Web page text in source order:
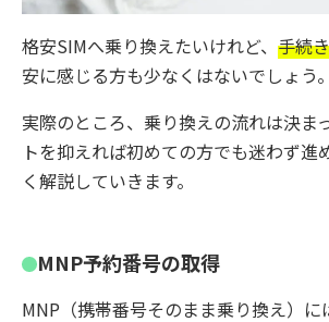
格安SIMへ乗り換えたいけれど、 手続
安に感じる方も少なくはないでしょう。
実際のところ、乗り換えの流れは決ま
トを抑えれば初めての方でも迷わず進
く解説していきます。
MNP予約番号の取得
MNP（携帯番号そのまま乗り換え）に